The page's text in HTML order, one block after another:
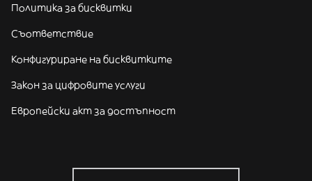
Политика за бисквитки
Съответствие
Конфигуриране на бисквитките
Закон за цифровите услуги
Европейски акт за достъпност